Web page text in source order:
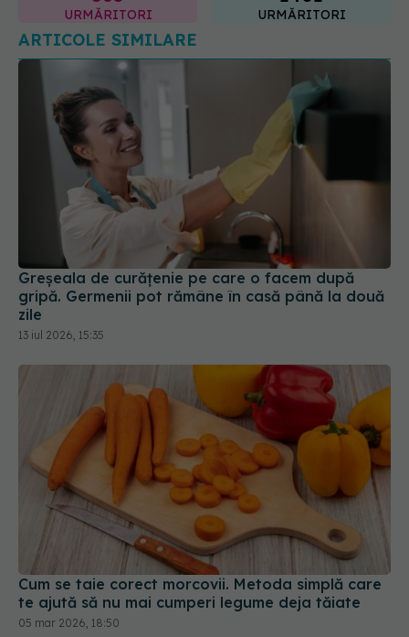
Greșeala de curățenie pe care o facem după
gripă. Germenii pot rămâne în casă până la două
13 iul 2026, 15:35
Cum se taie corect morcovii. Metoda simplă care
te ajută să nu mai cumperi legume deja tăiate